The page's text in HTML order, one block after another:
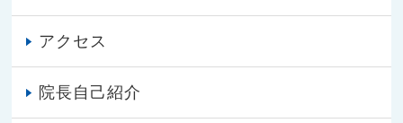
アクセス
院長自己紹介